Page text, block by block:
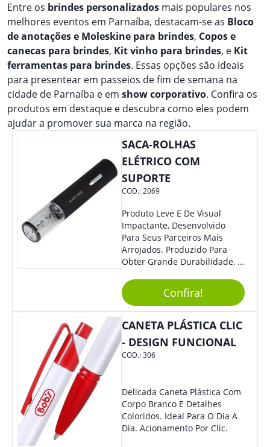
Entre os brindes personalizados mais populares nos
melhores eventos em Parnaíba, destacam-se as Bloco
de anotações e Moleskine para brindes, Copos e
canecas para brindes, Kit vinho para brindes, e Kit
ferramentas para brindes. Essas opções são ideais
para presentear em passeios de fim de semana na
cidade de Parnaíba e em show corporativo. Confira os
produtos em destaque e descubra como eles podem
ajudar a promover sua marca na região.
SACA-ROLHAS
ELÉTRICO COM
SUPORTE
COD.:2069
Produto Leve E De Visual
Impactante, Desenvolvido
Para Seus Parceiros Mais
Arrojados. Produzido Para
Obter Grande Durabilidade, É
Sua Marca De Forma Estilosa,
Agregando Valor Para Sua
Empresa Em Eventos.
Confira!
CANETA PLÁSTICA CLIC
- DESIGN FUNCIONAL
COD.:306
Delicada Caneta Plástica Com
Corpo Branco E Detalhes
Coloridos. Ideal Para O Dia A
Dia. Acionamento Por Clic.